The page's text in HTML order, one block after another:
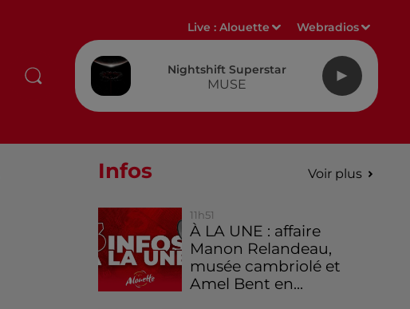
Live :Alouette Webradios
Nightshift Superstar
MUSE
Infos Voir plus
11h51
À LA UNE : affaire
Manon Relandeau,
musée cambriolé et
Amel Bent en...